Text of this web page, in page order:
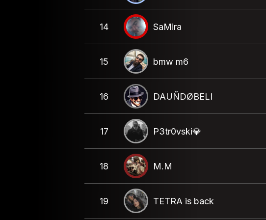
14 SaMira
15 bmw m6
16 DAUÑDØBELI
17 P3tr0vski💎
18 M.M
19 TETRA is back